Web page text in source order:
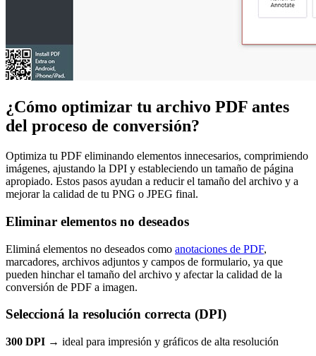
¿Cómo optimizar tu archivo PDF antes
del proceso de conversión?
Optimiza tu PDF eliminando elementos innecesarios, comprimiendo
imágenes, ajustando la DPI y estableciendo un tamaño de página
apropiado. Estos pasos ayudan a reducir el tamaño del archivo y a
mejorar la calidad de tu PNG o JPEG final.
Eliminar elementos no deseados
Eliminá elementos no deseados como anotaciones de PDF,
marcadores, archivos adjuntos y campos de formulario, ya que
pueden hinchar el tamaño del archivo y afectar la calidad de la
conversión de PDF a imagen.
Seleccioná la resolución correcta (DPI)
300 DPI → ideal para impresión y gráficos de alta resolución